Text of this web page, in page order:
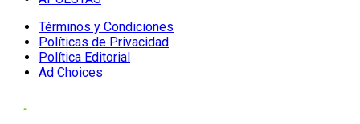
Términos y Condiciones
Políticas de Privacidad
Política Editorial
Ad Choices